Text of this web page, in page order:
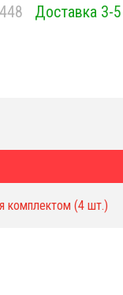
Доставка 3-
комплектом (4 шт.)